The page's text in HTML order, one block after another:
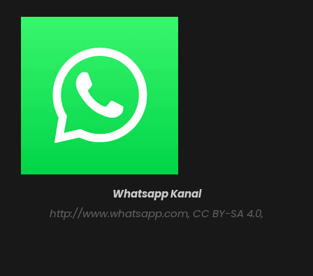
Whatsapp Kanal
http://www.whatsapp.com, CC BY-SA 4.0,